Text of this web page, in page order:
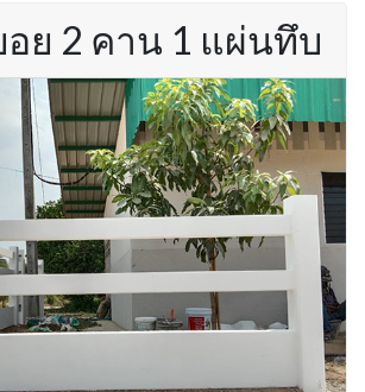
ย 2 คาน 1 แผ่นทึบ